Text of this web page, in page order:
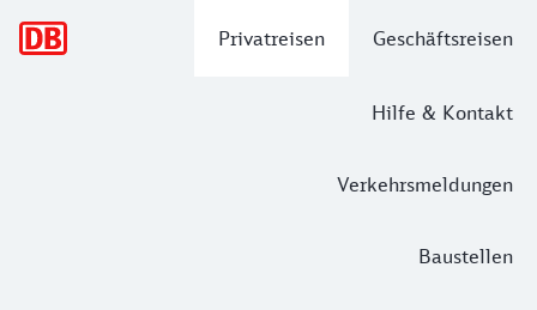
Privatreisen Geschäftsreisen
Hilfe & Kontakt
Verkehrsmeldungen
Baustellen